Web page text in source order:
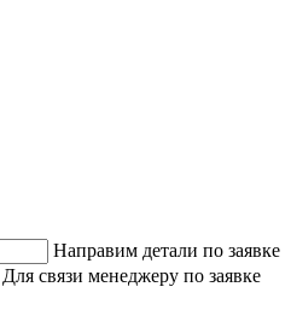
Направим детали по заявке
Для связи менеджеру по заявке